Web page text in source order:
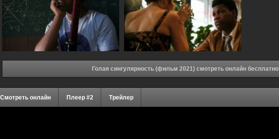
Голая сингулярность (фильм 2021) смотреть онлайн бесплатно
Смотреть онлайн Плеер #2 Трейлер